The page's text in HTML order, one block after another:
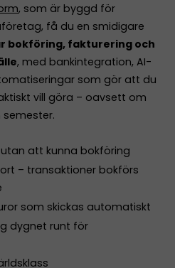
, som är byggd för
få du en smidigare
bokföring, fakturering och
, med bankintegration, AI-
som gör att du
vill göra – oavsett om
att kunna bokföring
– transaktioner bokförs
som skickas automatiskt
dygnet runt för